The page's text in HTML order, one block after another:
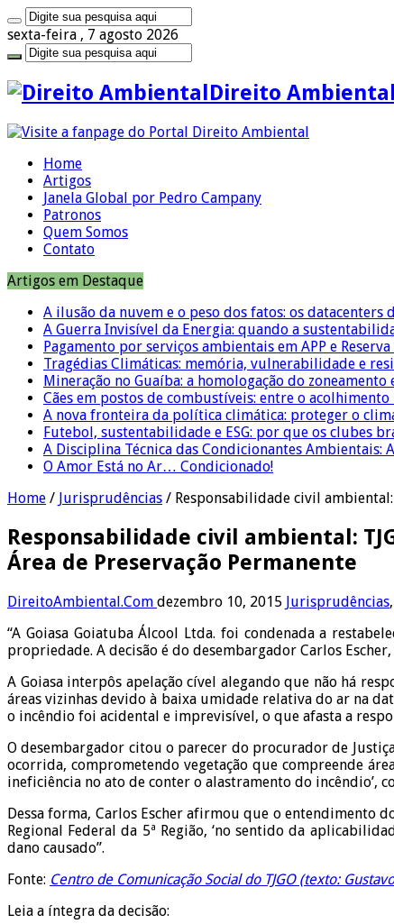
sexta-feira , 7 agosto 2026
Direito Ambiental
Home
Artigos
Janela Global por Pedro Campany
Patronos
Quem Somos
Contato
Artigos em Destaque
A ilusão da nuvem e o peso dos fatos: os
A Guerra Invisível da Energia: quando a
Pagamento por serviços ambientais em APP e
Tragédias Climáticas: memória, vulnerabilidade e
Mineração no Guaíba: a homologação do
Cães em postos de combustíveis: entre o
A nova fronteira da política climática: proteger o
Futebol, sustentabilidade e ESG: por que os clubes
A Disciplina Técnica das Condicionantes Ambientais:
O Amor Está no Ar… Condicionado!
Home / Jurisprudências / Responsabilidade civil
Responsabilidade civil ambiental:
Área de Preservação Permanente
DireitoAmbiental.Com dezembro 10, 2015 Jurisprudências,
“A Goiasa Goiatuba Álcool Ltda. foi condenada a
propriedade. A decisão é do desembargador Carlos
A Goiasa interpôs apelação cível alegando que não há
áreas vizinhas devido à baixa umidade relativa do ar na
o incêndio foi acidental e imprevisível, o que afasta a
O desembargador citou o parecer do procurador de
ocorrida, comprometendo vegetação que compreende
ineficiência no ato de conter o alastramento do
Dessa forma, Carlos Escher afirmou que o entendimento
Regional Federal da 5ª Região, ‘no sentido da
dano causado”.
Fonte: Centro de Comunicação Social do TJGO (texto:
Leia a íntegra da decisão: